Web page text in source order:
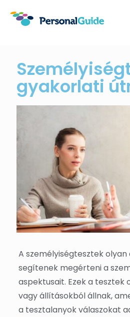
gyakorlati
A személyiségtesztek olyan
segítenek megérteni a
aspektusait. Ezek a tesztek
vagy állításokból állnak,
a tesztalanyok válaszokat